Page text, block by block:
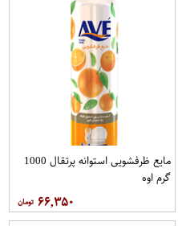
مایع ظرفشویی استوانه پرتقال 1000
گرم اوه
۶۶,۳۵۰